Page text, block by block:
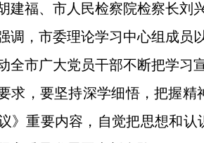
建福、市人民检察院检察长刘
调，市委理论学习中心组成员
全市广大党员干部不断把学习
求，要坚持深学细悟，把握
》重要内容，自觉把思想和